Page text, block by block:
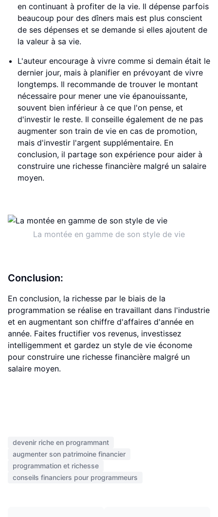
en continuant à profiter de la vie. Il dépense parfois
beaucoup pour des dîners mais est plus conscient
de ses dépenses et se demande si elles ajoutent de
la valeur à sa vie.
L'auteur encourage à vivre comme si demain était le
dernier jour, mais à planifier en prévoyant de vivre
longtemps. Il recommande de trouver le montant
nécessaire pour mener une vie épanouissante,
souvent bien inférieur à ce que l'on pense, et
d'investir le reste. Il conseille également de ne pas
augmenter son train de vie en cas de promotion,
mais d'investir l'argent supplémentaire. En
conclusion, il partage son expérience pour aider à
construire une richesse financière malgré un salaire
moyen.
La montée en gamme de son style de vie
Conclusion:
En conclusion, la richesse par le biais de la
programmation se réalise en travaillant dans l'industrie
et en augmentant son chiffre d'affaires d'année en
année. Faites fructifier vos revenus, investissez
intelligemment et gardez un style de vie économe
pour construire une richesse financière malgré un
salaire moyen.
devenir riche en programmant
augmenter son patrimoine financier
programmation et richesse
conseils financiers pour programmeurs